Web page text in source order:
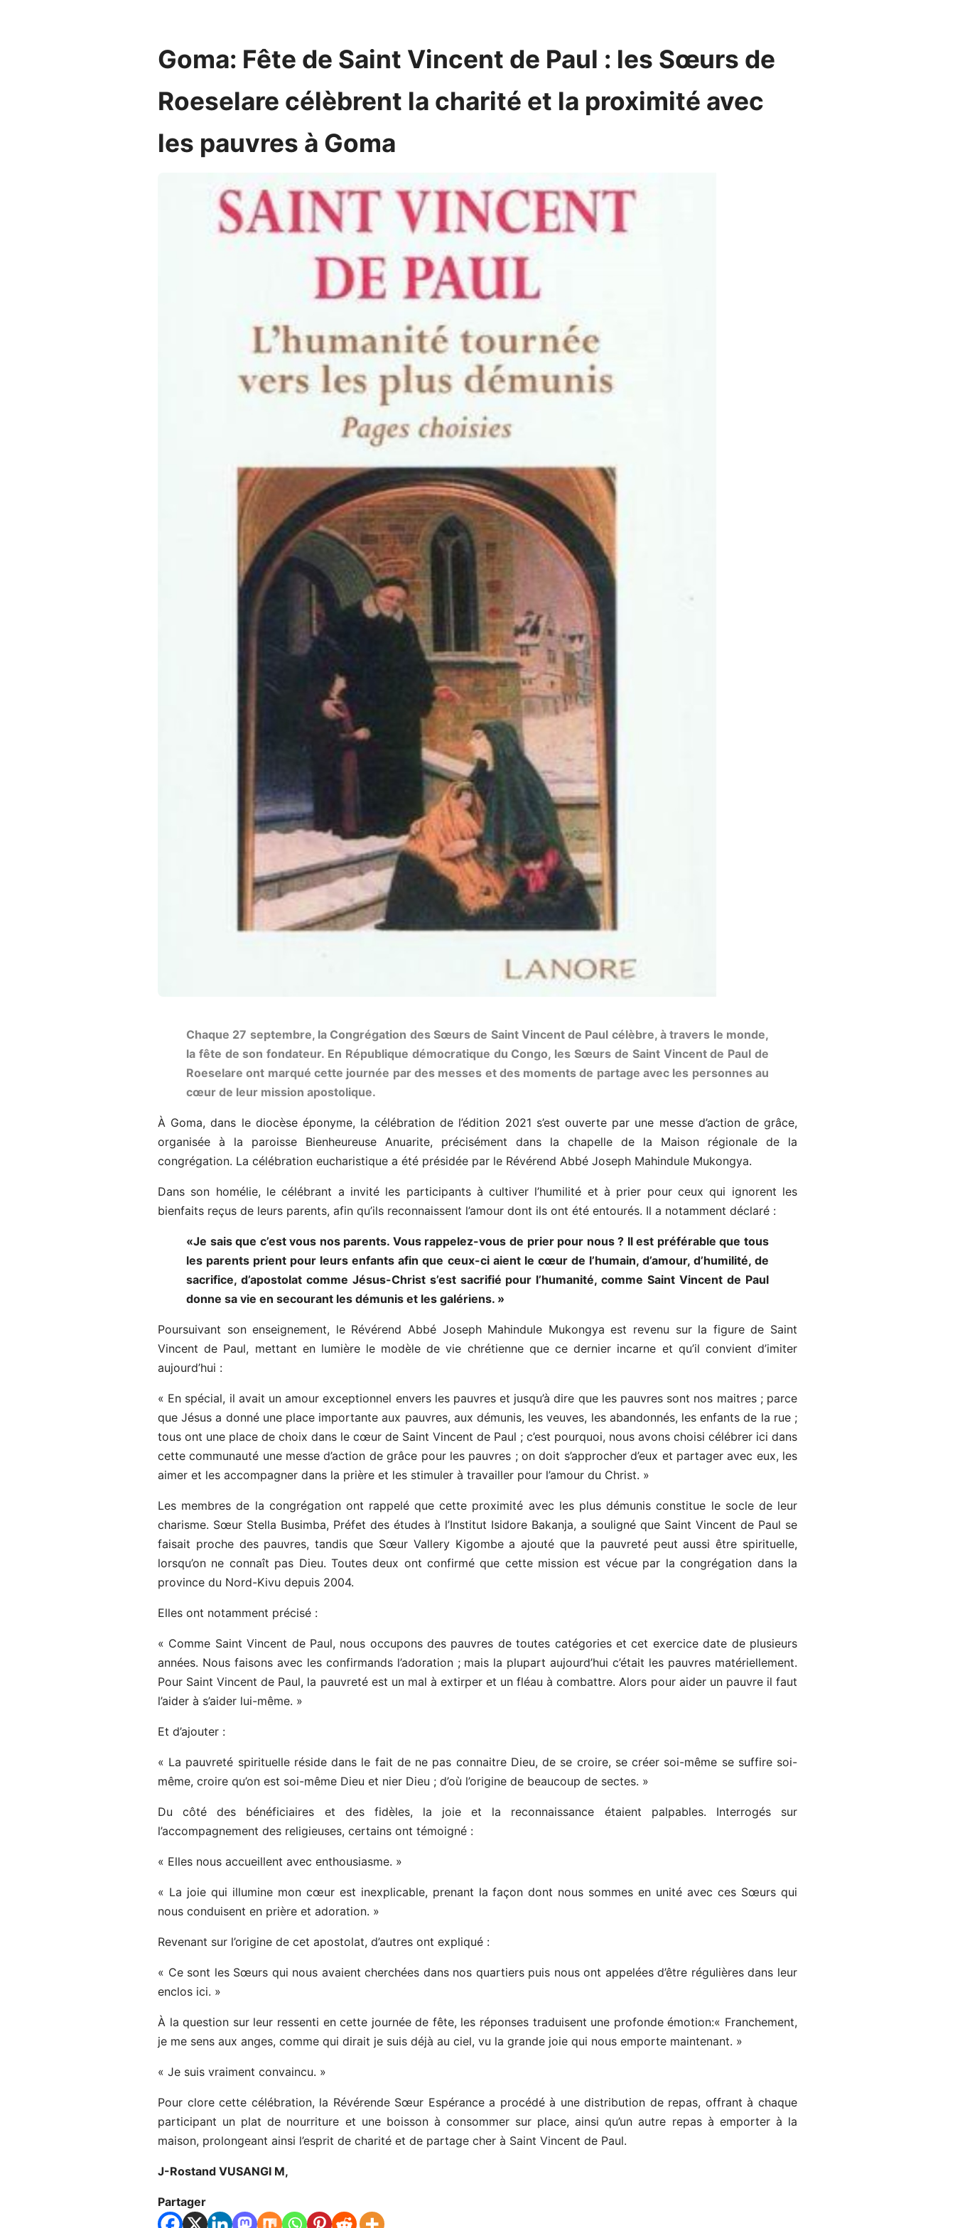
Goma: Fête de Saint Vincent de Paul : les Sœurs de
Roeselare célèbrent la charité et la proximité avec
les pauvres à Goma
Chaque 27 septembre, la Congrégation des Sœurs de Saint Vincent de Paul célèbre, à travers le monde,
la fête de son fondateur. En République démocratique du Congo, les Sœurs de Saint Vincent de Paul de
Roeselare ont marqué cette journée par des messes et des moments de partage avec les personnes au
cœur de leur mission apostolique.
À Goma, dans le diocèse éponyme, la célébration de l’édition 2021 s’est ouverte par une messe d’action de grâce,
organisée à la paroisse Bienheureuse Anuarite, précisément dans la chapelle de la Maison régionale de la
congrégation. La célébration eucharistique a été présidée par le Révérend Abbé Joseph Mahindule Mukongya.
Dans son homélie, le célébrant a invité les participants à cultiver l’humilité et à prier pour ceux qui ignorent les
bienfaits reçus de leurs parents, afin qu’ils reconnaissent l’amour dont ils ont été entourés. Il a notamment déclaré :
«Je sais que c’est vous nos parents. Vous rappelez-vous de prier pour nous ? Il est préférable que tous
les parents prient pour leurs enfants afin que ceux-ci aient le cœur de l’humain, d’amour, d’humilité, de
sacrifice, d’apostolat comme Jésus-Christ s’est sacrifié pour l’humanité, comme Saint Vincent de Paul
donne sa vie en secourant les démunis et les galériens. »
Poursuivant son enseignement, le Révérend Abbé Joseph Mahindule Mukongya est revenu sur la figure de Saint
Vincent de Paul, mettant en lumière le modèle de vie chrétienne que ce dernier incarne et qu’il convient d’imiter
aujourd’hui :
« En spécial, il avait un amour exceptionnel envers les pauvres et jusqu’à dire que les pauvres sont nos maitres ; parce
que Jésus a donné une place importante aux pauvres, aux démunis, les veuves, les abandonnés, les enfants de la rue ;
tous ont une place de choix dans le cœur de Saint Vincent de Paul ; c’est pourquoi, nous avons choisi célébrer ici dans
cette communauté une messe d’action de grâce pour les pauvres ; on doit s’approcher d’eux et partager avec eux, les
aimer et les accompagner dans la prière et les stimuler à travailler pour l’amour du Christ. »
Les membres de la congrégation ont rappelé que cette proximité avec les plus démunis constitue le socle de leur
charisme. Sœur Stella Busimba, Préfet des études à l’Institut Isidore Bakanja, a souligné que Saint Vincent de Paul se
faisait proche des pauvres, tandis que Sœur Vallery Kigombe a ajouté que la pauvreté peut aussi être spirituelle,
lorsqu’on ne connaît pas Dieu. Toutes deux ont confirmé que cette mission est vécue par la congrégation dans la
province du Nord-Kivu depuis 2004.
Elles ont notamment précisé :
« Comme Saint Vincent de Paul, nous occupons des pauvres de toutes catégories et cet exercice date de plusieurs
années. Nous faisons avec les confirmands l’adoration ; mais la plupart aujourd’hui c’était les pauvres matériellement.
Pour Saint Vincent de Paul, la pauvreté est un mal à extirper et un fléau à combattre. Alors pour aider un pauvre il faut
l’aider à s’aider lui-même. »
Et d’ajouter :
« La pauvreté spirituelle réside dans le fait de ne pas connaitre Dieu, de se croire, se créer soi-même se suffire soi-
même, croire qu’on est soi-même Dieu et nier Dieu ; d’où l’origine de beaucoup de sectes. »
Du côté des bénéficiaires et des fidèles, la joie et la reconnaissance étaient palpables. Interrogés sur
l’accompagnement des religieuses, certains ont témoigné :
« Elles nous accueillent avec enthousiasme. »
« La joie qui illumine mon cœur est inexplicable, prenant la façon dont nous sommes en unité avec ces Sœurs qui
nous conduisent en prière et adoration. »
Revenant sur l’origine de cet apostolat, d’autres ont expliqué :
« Ce sont les Sœurs qui nous avaient cherchées dans nos quartiers puis nous ont appelées d’être régulières dans leur
enclos ici. »
À la question sur leur ressenti en cette journée de fête, les réponses traduisent une profonde émotion:« Franchement,
je me sens aux anges, comme qui dirait je suis déjà au ciel, vu la grande joie qui nous emporte maintenant. »
« Je suis vraiment convaincu. »
Pour clore cette célébration, la Révérende Sœur Espérance a procédé à une distribution de repas, offrant à chaque
participant un plat de nourriture et une boisson à consommer sur place, ainsi qu’un autre repas à emporter à la
maison, prolongeant ainsi l’esprit de charité et de partage cher à Saint Vincent de Paul.
J-Rostand VUSANGI M,
Partager